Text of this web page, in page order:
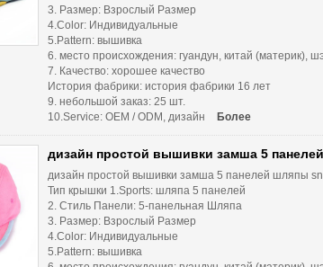
3. Размер: Взрослый Размер
4.Color: Индивидуальные
5.Pattern: вышивка
6. место происхождения: гуандун, китай (материк),
7. Качество: хорошее качество
История фабрики: история фабрики 16 лет
9. небольшой заказ: 25 шт.
10.Service: OEM / ODM, дизайн
Более
дизайн простой вышивки замша 5
дизайн простой вышивки замша 5 панелей шляпы
Тип крышки 1.Sports: шляпа 5 панелей
2. Стиль Панели: 5-панельная Шляпа
3. Размер: Взрослый Размер
4.Color: Индивидуальные
5.Pattern: вышивка